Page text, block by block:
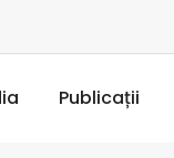
Publicații